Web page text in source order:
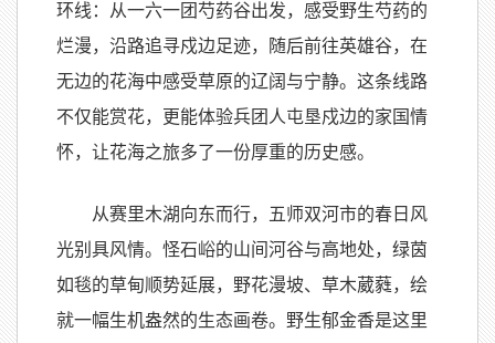
环线：从一六一团芍药谷出发，感受野生芍药的
烂漫，沿路追寻戍边足迹，随后前往英雄谷，在
无边的花海中感受草原的辽阔与宁静。这条线路
不仅能赏花，更能体验兵团人屯垦戍边的家国情
怀，让花海之旅多了一份厚重的历史感。
从赛里木湖向东而行，五师双河市的春日风
光别具风情。怪石峪的山间河谷与高地处，绿茵
如毯的草甸顺势延展，野花漫坡、草木葳蕤，绘
就一幅生机盎然的生态画卷。野生郁金香是这里